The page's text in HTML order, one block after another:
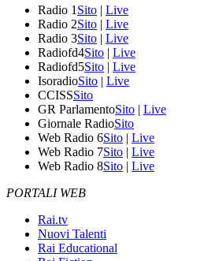
Radio 1 Sito | Live
Radio 2Sito | Live
Radio 3Sito | Live
Radiofd4Sito | Live
Radiofd5Sito | Live
IsoradioSito | Live
CCISSSito
GR ParlamentoSito | Live
Giornale RadioSito
Web Radio 6Sito | Live
Web Radio 7Sito | Live
Web Radio 8Sito | Live
PORTALI WEB
Rai.tv
Nuovi Talenti
Rai Educational